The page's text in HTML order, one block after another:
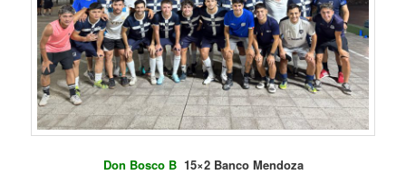
Don Bosco B 15×2 Banco Mendoza